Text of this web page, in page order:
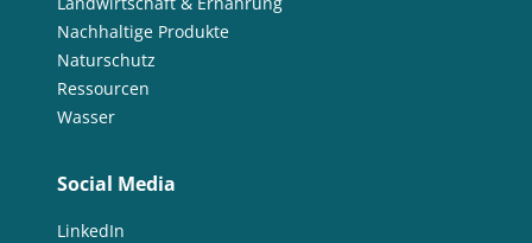
Nachhaltige Produkte
Naturschutz
Ressourcen
Wasser
Social Media
LinkedIn